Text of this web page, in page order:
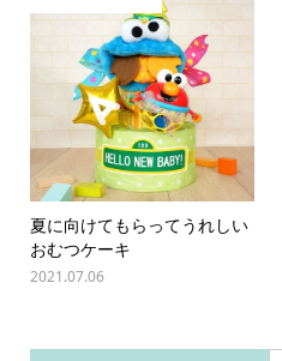
夏に向けてもらってうれしい
おむつケーキ
2021.07.06